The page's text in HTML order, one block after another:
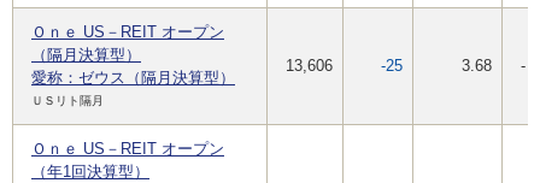
Ｏｎｅ US－REIT オープン
（隔月決算型）
愛称：ゼウス（隔月決算型）
ＵＳリト隔月
13,606 -25 3.68 -
Ｏｎｅ US－REIT オープン
（年1回決算型）